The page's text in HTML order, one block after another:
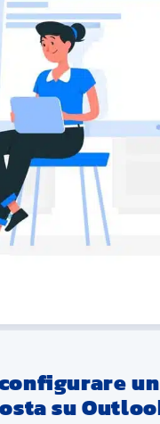
configurare
su